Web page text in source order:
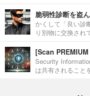
脆弱性診断を盗
かくして「良い診
り別物に交換され
[Scan
Security
は共有されること